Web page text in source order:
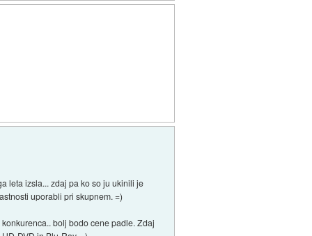
leta izsla... zdaj pa ko so ju ukinili je
uporabli pri skupnem. =)
bolj bodo cene padle. Zdaj